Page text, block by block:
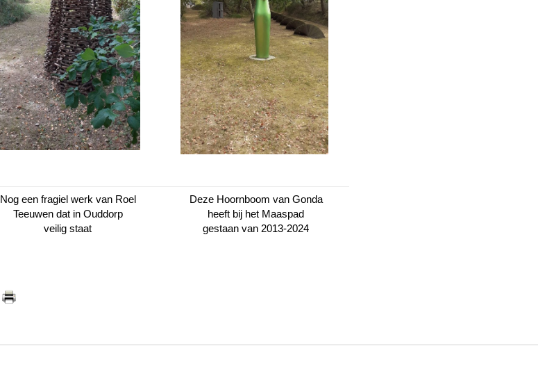
Nog een fragiel werk van Roel
Teeuwen dat in Ouddorp
veilig staat
Deze Hoornboom van Gonda
heeft bij het Maaspad
gestaan van 2013-2024